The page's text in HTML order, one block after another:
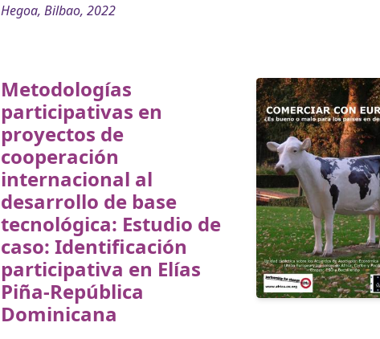
Hegoa, Bilbao, 2022
Metodologías
participativas en
proyectos de
cooperación
internacional al
desarrollo de base
tecnológica: Estudio de
caso: Identificación
participativa en Elías
Piña-República
Dominicana